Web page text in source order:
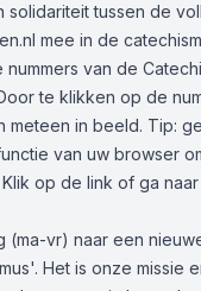
solidariteit tussen de
mee in de
van de
te klikken op de
meteen in beeld. Tip:
van uw browser
op de link of ga naar
(ma-vr) naar een
Het is onze missie